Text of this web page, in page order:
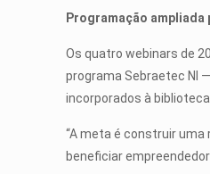
Programação ampliada
Os quatro webinars de
programa Sebraetec NI
incorporados à
“A meta é construir
beneficiar